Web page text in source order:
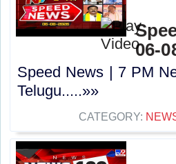
06-
Speed News | 7 PM
Telugu.....»»
CATEGORY: